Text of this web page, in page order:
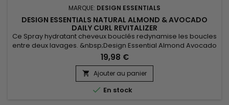
MARQUE: DESIGN ESSENTIALS
DESIGN ESSENTIALS NATURAL ALMOND & AVOCADO
DAILY CURL REVITALIZER
Ce Spray hydratant cheveux bouclés redynamise les boucles
entre deux lavages. &nbsp;Design Essential Almond Avocado
Daily Curl Revitalizer&nbsp;adoucit les cheveux, nourrit en
profondeur sans alourdir, prévient la casse et améliore la
texture et la brillance.&nbsp; Il aide également à soulager
des démangeaisons et de l’irritation du cuir chevelu. Grâce
à...
19,98 €
 Ajouter au panier
 En stock